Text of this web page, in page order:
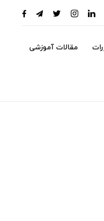
مقالات آموزشی